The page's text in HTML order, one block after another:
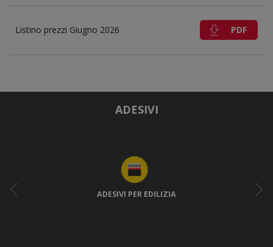
Listino prezzi Giugno 2026 PDF
ADESIVI
ADESIVI PER EDILIZIA